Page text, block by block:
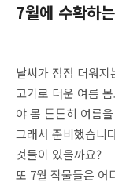
7월에 수확하
날씨가 점점 더워
고기로 더운 여름
야 몸 튼튼히 여름
그래서 준비했습니
것들이 있을까요?
또 7월 작물들은 어